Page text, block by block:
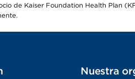
de Kaiser Foundation Health Plan
Nuestra